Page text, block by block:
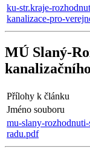
ku-str.kraje-
kanalizace-pro-
MÚ Slaný-
Přílohy k článku
Jméno souboru
mu-slany-
radu.pdf